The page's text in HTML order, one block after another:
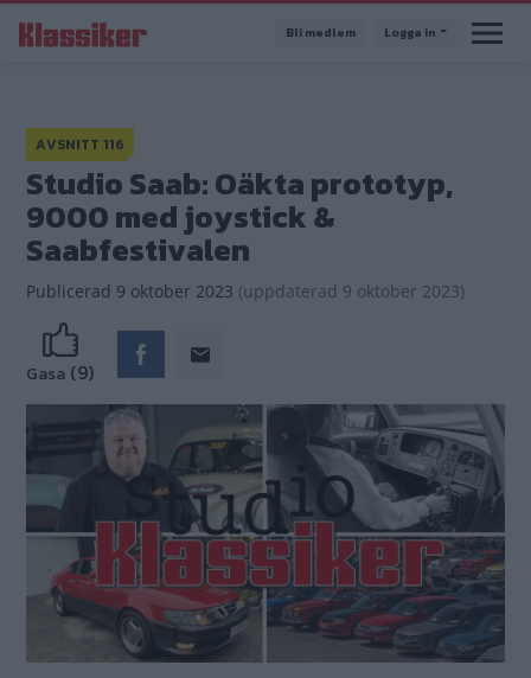
till
Bli medlem Logga in
AVSNITT 116
Studio Saab: Oäkta prototyp,
9000 med joystick &
Saabfestivalen
Publicerad 9 oktober 2023 (uppdaterad 9 oktober 2023)
Gasa (9)